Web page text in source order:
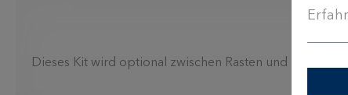
Dieses Kit wird optional zwischen Rasten und